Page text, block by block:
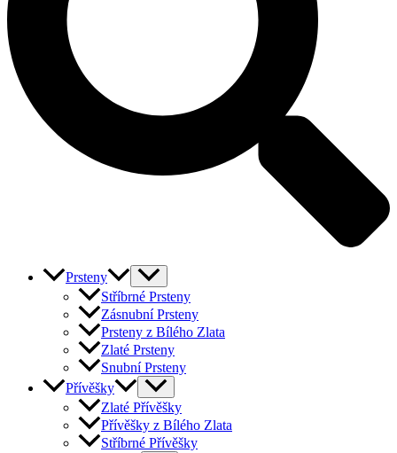
Prsteny
Stříbrné Prsteny
Zásnubní Prsteny
Prsteny z Bílého Zlata
Zlaté Prsteny
Snubní Prsteny
Přívěšky
Zlaté Přívěšky
Přívěšky z Bílého Zlata
Stříbrné Přívěšky